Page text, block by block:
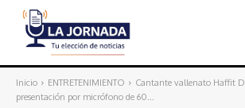
Inicio ENTRETENIMIENTO
Cantante vallenato Haffit
presentación por micrófono de 60...